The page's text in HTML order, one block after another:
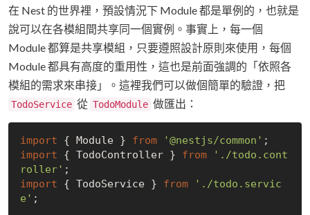
在 Nest 的世界裡，預設情況下 Module 都是單例的，也就是
說可以在各模組間共享同一個實例。事實上，每一個
Module 都算是共享模組，只要遵照設計原則來使用，每個
Module 都具有高度的重用性，這也是前面強調的「依照各
模組的需求來串接」。這裡我們可以做個簡單的驗證，把
TodoService 從 TodoModule 做匯出：
import { Module } from '@nestjs/common'
import { TodoController } from
'./todo.cont
roller'
import { TodoService } from
'./todo.servic
e' ;